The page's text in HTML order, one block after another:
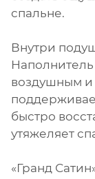
спальне.
Внутри
воздушным и
быстро
утяжеляет
«Гранд